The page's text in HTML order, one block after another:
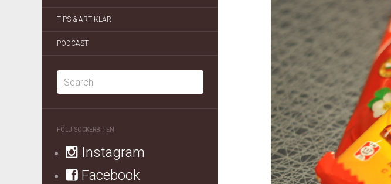
TIPS & ARTIKLAR
PODCAST
FÖLJ SOCKERBITEN
Instagram
Facebook